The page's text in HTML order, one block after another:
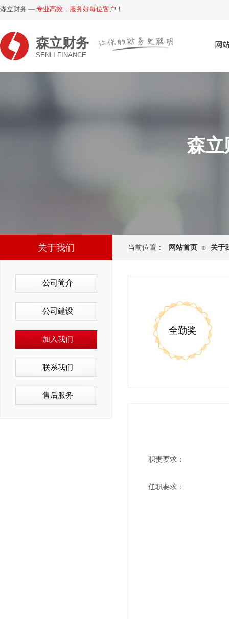
森立财务 — 专业高效，服务好每位客户！
网
SENLI FINANCE
森立财务
森
关于我们 当前位置： 网站首页 ⊙ 关于
公司简介
公司建设
加入我们
联系我们
售后服务
全勤奖
职责要求：
任职要求：